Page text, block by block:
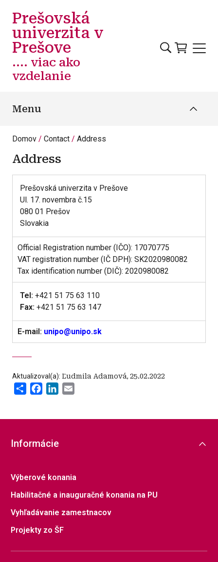
Prešovská
univerzita v
Prešove
.... viac ako
vzdelanie
Menu
Domov Contact Address
Address
Prešovská univerzita v Prešove
Ul. 17. novembra č.15
080 01 Prešov
Slovakia
Official Registration number (IČO): 17070775
VAT registration number (IČ DPH): SK2020980082
Tax identification number (DIČ): 2020980082
Tel: +421 51 75 63 110
Fax: +421 51 75 63 147
E-mail: unipo@unipo.sk
Aktualizoval(a): Ľudmila Adamová, 25.02.2022
Share FacebookLinkedIn
Informácie
Výberové konania
Habilitačné a inauguračné konania na PU
Vyhľadávanie zamestnacov
Projekty zo ŠF